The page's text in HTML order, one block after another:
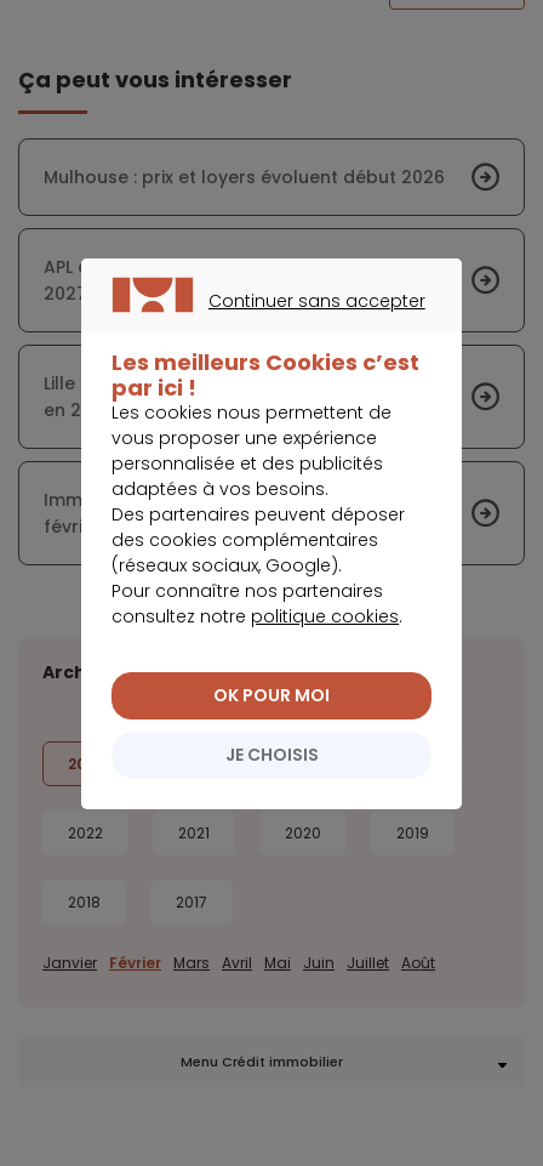
Ça peut vous intéresser
Mulhouse : prix et loyers évoluent début 2026
APL et loyers impayés : nouvelles règles dès
2027
Lille : évolution des prix immo achat et location
en 2026
Immobilier à Villeurbanne : prix en baisse en
février
Archives
2026 2024
2022 2021 2020 2019
2018 2017
Janvier Février Mars Avril Mai Juin Juillet Août
Menu Crédit immobilier
Continuer sans accepter
Les meilleurs Cookies c’est
par ici !
Les cookies nous permettent de
vous proposer une expérience
personnalisée et des publicités
adaptées à vos besoins.
Des partenaires peuvent déposer
des cookies complémentaires
(réseaux sociaux, Google).
Pour connaître nos partenaires
consultez notre politique cookies.
JE CHOISIS
OK POUR MOI